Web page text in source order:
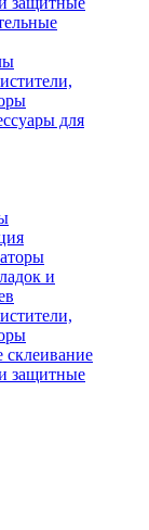
для
и
склеивание
защитные